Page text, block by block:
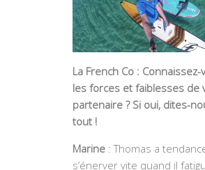
La French Co : Connaissez-
les forces et faiblesses de
partenaire ? Si oui, dites-
tout !
Marine : Thomas a
s’énerver vite quand il